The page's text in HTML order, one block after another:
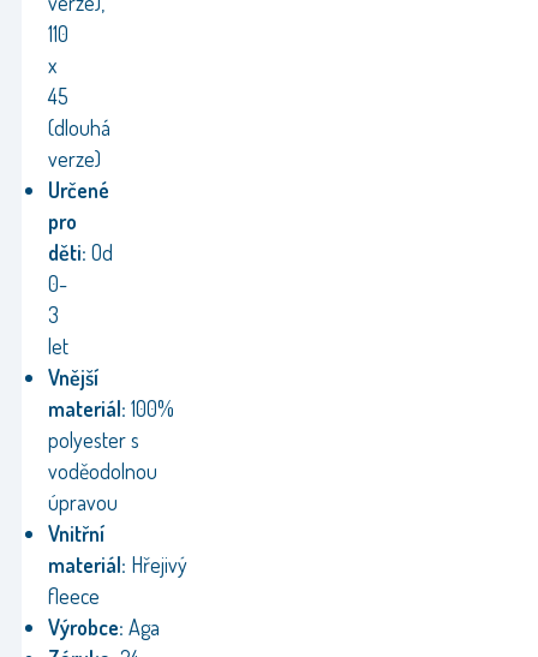
110
x
45
(dlouhá
verze)
Určené
pro
děti: Od
0-
3
let
Vnější
materiál: 100%
polyester s
voděodolnou
úpravou
Vnitřní
materiál: Hřejivý
fleece
Výrobce: Aga